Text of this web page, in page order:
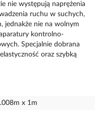
nie występują naprężenia
ruchu w suchych,
jednakże nie na wolnym
kontrolno-
Specjalnie dobrana
oraz szybką
x 1m